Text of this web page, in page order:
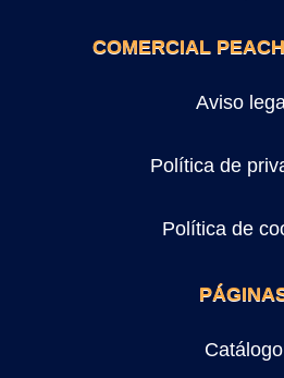
COMERCIAL
Aviso
Política de
Política de
Catálogo